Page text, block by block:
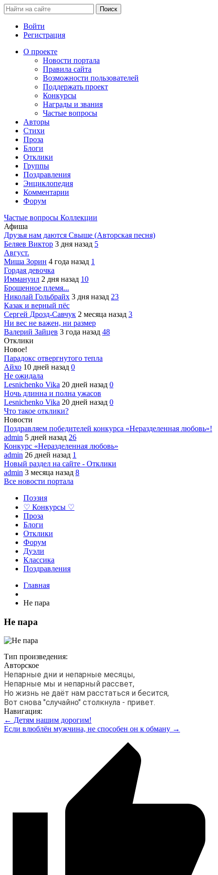
Войти
Регистрация
О проекте
Новости портала
Правила сайта
Возможности пользователей
Поддержать проект
Конкурсы
Награды и звания
Частые вопросы
Авторы
Стихи
Проза
Блоги
Отклики
Группы
Поздравления
Энциклопедия
Комментарии
Форум
Частые вопросы Коллекции
Афиша
Друзья нам даются Свыше (Авторская песня)
Беляев Виктор 3 дня назад 5
Август.
Миша Зорин 4 года назад 1
Гордая девочка
Иммануил 2 дня назад 10
Брошенное племя...
Николай Гольбрайх 3 дня назад 23
Казак и верный пёс
Сергей Дрозд-Савчук 2 месяца назад 3
Ни вес не важен, ни размер
Валерий Зайцев 3 года назад 48
Отклики
Новое!
Парадокс отвергнутого тепла
Айхо 10 дней назад 0
Не ожидала
Lesnichenko Vika 20 дней назад 0
Ночь длинна и полна ужасов
Lesnichenko Vika 20 дней назад 0
Что такое отклики?
Новости
Поздравляем победителей конкурса «Неразделенная любовь»!
admin 5 дней назад 26
Конкурс «Неразделенная любовь»
admin 26 дней назад 1
Новый раздел на сайте - Отклики
admin 3 месяца назад 8
Все новости портала
Поэзия
♡ Конкурсы ♡
Проза
Блоги
Отклики
Форум
Дуэли
Классика
Поздравления
Главная
Не пара
Не пара
Тип произведения:
Авторское
Непарные дни и непарные месяцы,
Непарные мы и непарный рассвет,
Но жизнь не даёт нам расстаться и бесится,
Вот снова "случайно" столкнула - привет.
Навигация:
← Детям нашим дорогим!
Если влюблён мужчина, не способен он к обману →